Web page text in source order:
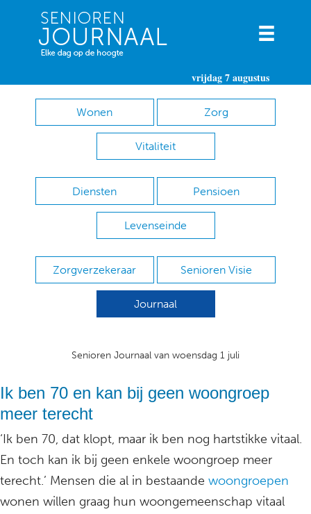
vrijdag 7 augustus
Wonen Zorg
Vitaliteit
Diensten Pensioen
Levenseinde
Zorgverzekeraar Senioren Visie
Journaal
Senioren Journaal van woensdag 1 juli
Ik ben 70 en kan bij geen woongroep
meer terecht
‘Ik ben 70, dat klopt, maar ik ben nog hartstikke vitaal.
En toch kan ik bij geen enkele woongroep meer
terecht.’ Mensen die al in bestaande woongroepen
wonen willen graag hun woongemeenschap vitaal